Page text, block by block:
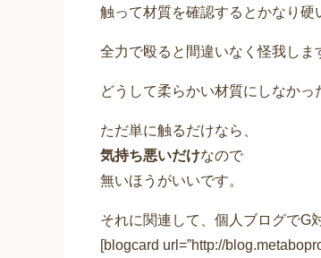
触って材質を確認するとかなり硬
全力で殴ると間違いなく怪我しま
どうして柔らかい材質にしなかっ
ただ単に触るだけなら、
気持ち悪いだけなので
無いほうがいいです。
それに関連して、個人ブログでG
[blogcard url=”http://